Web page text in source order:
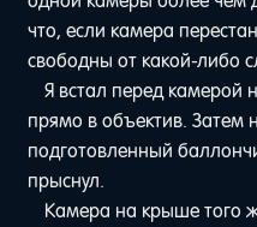
что, если камера
свободны от какой-либо
Я встал перед камерой
прямо в объектив. Затем
подготовленный
прыснул.
Камера на крыше того